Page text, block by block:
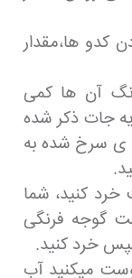
کدو ها،مقدار
آن ها کمی
جات ذکر شده
ی سرخ شده به
کنید، شما
گوجه فرنگی
خرد کنید.
میکنید آب